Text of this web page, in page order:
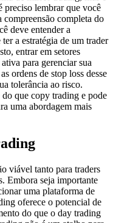
preciso lembrar que você
compreensão completa do
deve entender a
a estratégia de um trader
entrar em setores
para gerenciar sua
ordens de stop loss desse
tolerância ao risco.
que copy trading e pode
uma abordagem mais
viável tanto para traders
Embora seja importante
uma plataforma de
oferece o potencial de
do que o day trading